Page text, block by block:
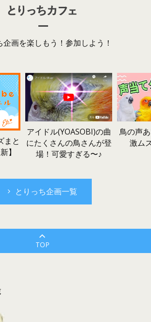
企画を楽しもう！参加しよう！
まと
】
アイドル(YOASOBI)の曲
にたくさんの鳥さんが登
場！可愛すぎる〜♪
鳥の声
激ム
とりっち企画一覧
TOP